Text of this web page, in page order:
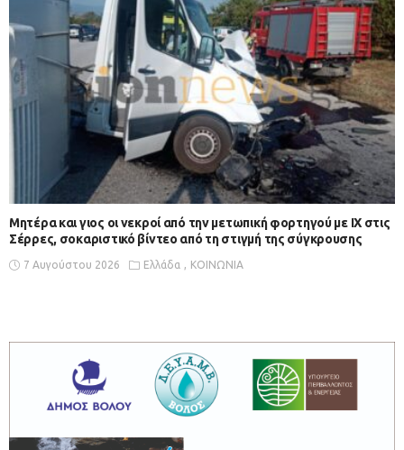
Μητέρα και γιος οι νεκροί από την μετωπική φορτηγού με ΙΧ στις
Σέρρες, σοκαριστικό βίντεο από τη στιγμή της σύγκρουσης
7 Αυγούστου 2026 Ελλάδα ΚΟΙΝΩΝΙΑ